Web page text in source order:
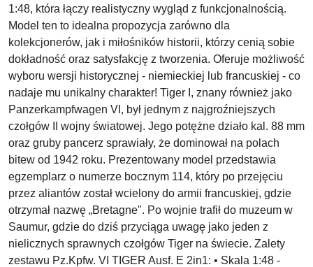
1:48, która łączy realistyczny wygląd z funkcjonalnością.
Model ten to idealna propozycja zarówno dla
kolekcjonerów, jak i miłośników historii, którzy cenią sobie
dokładność oraz satysfakcję z tworzenia. Oferuje możliwość
wyboru wersji historycznej - niemieckiej lub francuskiej - co
nadaje mu unikalny charakter! Tiger I, znany również jako
Panzerkampfwagen VI, był jednym z najgroźniejszych
czołgów II wojny światowej. Jego potężne działo kal. 88 mm
oraz gruby pancerz sprawiały, że dominował na polach
bitew od 1942 roku. Prezentowany model przedstawia
egzemplarz o numerze bocznym 114, który po przejęciu
przez aliantów został wcielony do armii francuskiej, gdzie
otrzymał nazwę „Bretagne". Po wojnie trafił do muzeum w
Saumur, gdzie do dziś przyciąga uwagę jako jeden z
nielicznych sprawnych czołgów Tiger na świecie. Zalety
zestawu Pz.Kpfw. VI TIGER Ausf. E 2in1: • Skala 1:48 -